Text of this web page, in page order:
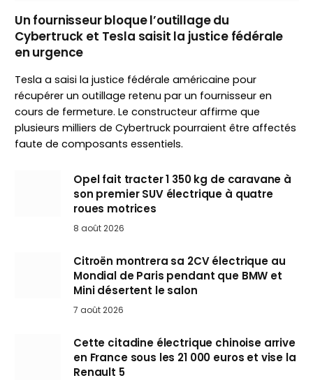
Un fournisseur bloque l’outillage du
Cybertruck et Tesla saisit la justice fédérale
en urgence
Tesla a saisi la justice fédérale américaine pour
récupérer un outillage retenu par un fournisseur en
cours de fermeture. Le constructeur affirme que
plusieurs milliers de Cybertruck pourraient être affectés
faute de composants essentiels.
Opel fait tracter 1 350 kg de caravane à
son premier SUV électrique à quatre
roues motrices
8 août 2026
Citroën montrera sa 2CV électrique au
Mondial de Paris pendant que BMW et
Mini désertent le salon
7 août 2026
Cette citadine électrique chinoise arrive
en France sous les 21 000 euros et vise la
Renault 5